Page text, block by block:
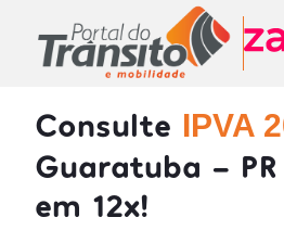
Consulte IPVA
Guaratuba - PR
em 12x!